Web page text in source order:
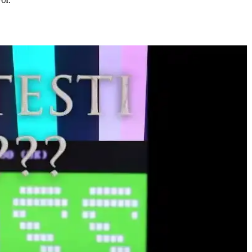
performans ve kararlılık sorunlarına yol açtı.
uyumluluğu ve sürücü desteği halen önemli zorluklar
gösteriyor. Bu analizde detaylar inceleniyor.
oyun ile grafik tasarım ihtiyaçlarına uygun performans